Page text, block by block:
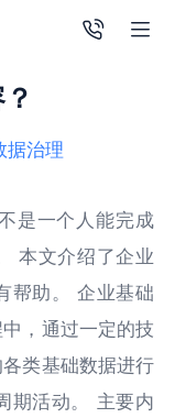
据治理
是一个人能完成
本文介绍了企业
帮助。 企业基础
，通过一定的技
类基础数据进行
期活动。 主要内